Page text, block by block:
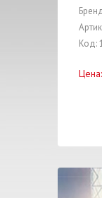
Код:
Цена: